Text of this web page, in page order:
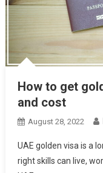
How to get
and cost
August 28, 2022
UAE golden visa is a
right skills can live,